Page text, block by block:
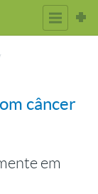
câncer
em